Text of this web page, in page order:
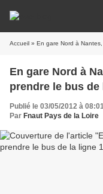
Accueil » En gare Nord à
En gare Nord à
prendre le bus de
Publié le 03/05/2012 à
Par Fnaut Pays de la Loire